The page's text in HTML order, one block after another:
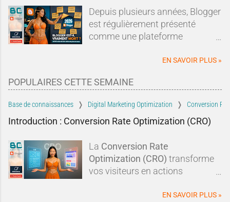
Depuis plusieurs années, Blogger
est régulièrement présenté
comme une plateforme
de vie.Sur les forums, les réseaux
de plateformes de blogging, les
sans cesse : Blogger serait un
dinosaure du Web, Google
longtemps et il serait devenu
incapable de rivaliser avec les
solutions modernes.À tel point
légitimement se demander si
EN SAVOIR PLUS »
POPULAIRES CETTE SEMAINE
Base de connaissances Digital Marketing Optimization Conversion
Introduction : Conversion Rate Optimization (CRO)
La Conversion Rate
Optimization (CRO) transforme
vos visiteurs en actions
. En optimisant
EN SAVOIR PLUS »